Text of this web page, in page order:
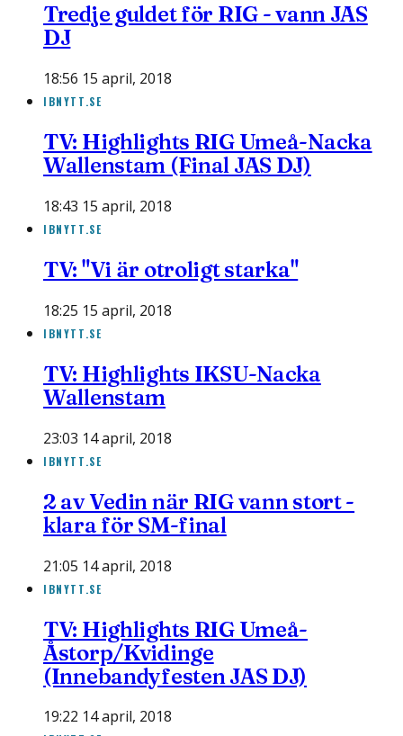
Tredje guldet för RIG - vann JAS
DJ
18:56 15 april, 2018
IBNYTT.SE
TV: Highlights RIG Umeå-Nacka
Wallenstam (Final JAS DJ)
18:43 15 april, 2018
IBNYTT.SE
TV: "Vi är otroligt starka"
18:25 15 april, 2018
IBNYTT.SE
TV: Highlights IKSU-Nacka
Wallenstam
23:03 14 april, 2018
IBNYTT.SE
2 av Vedin när RIG vann stort -
klara för SM-final
21:05 14 april, 2018
IBNYTT.SE
TV: Highlights RIG Umeå-
Åstorp/Kvidinge
(Innebandyfesten JAS DJ)
19:22 14 april, 2018